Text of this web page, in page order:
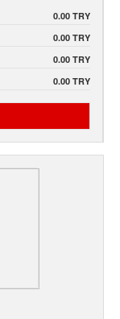
0.00 TRY
0.00 TRY
0.00 TRY
0.00 TRY